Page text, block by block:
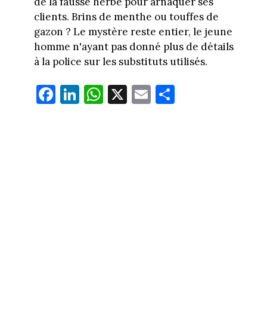
clients. Brins de menthe ou touffes de
gazon ? Le mystère reste entier, le jeune
homme n'ayant pas donné plus de détails
à la police sur les substituts utilisés.
Fa
ce
Li
nk
W
ha
X E
m
Pa